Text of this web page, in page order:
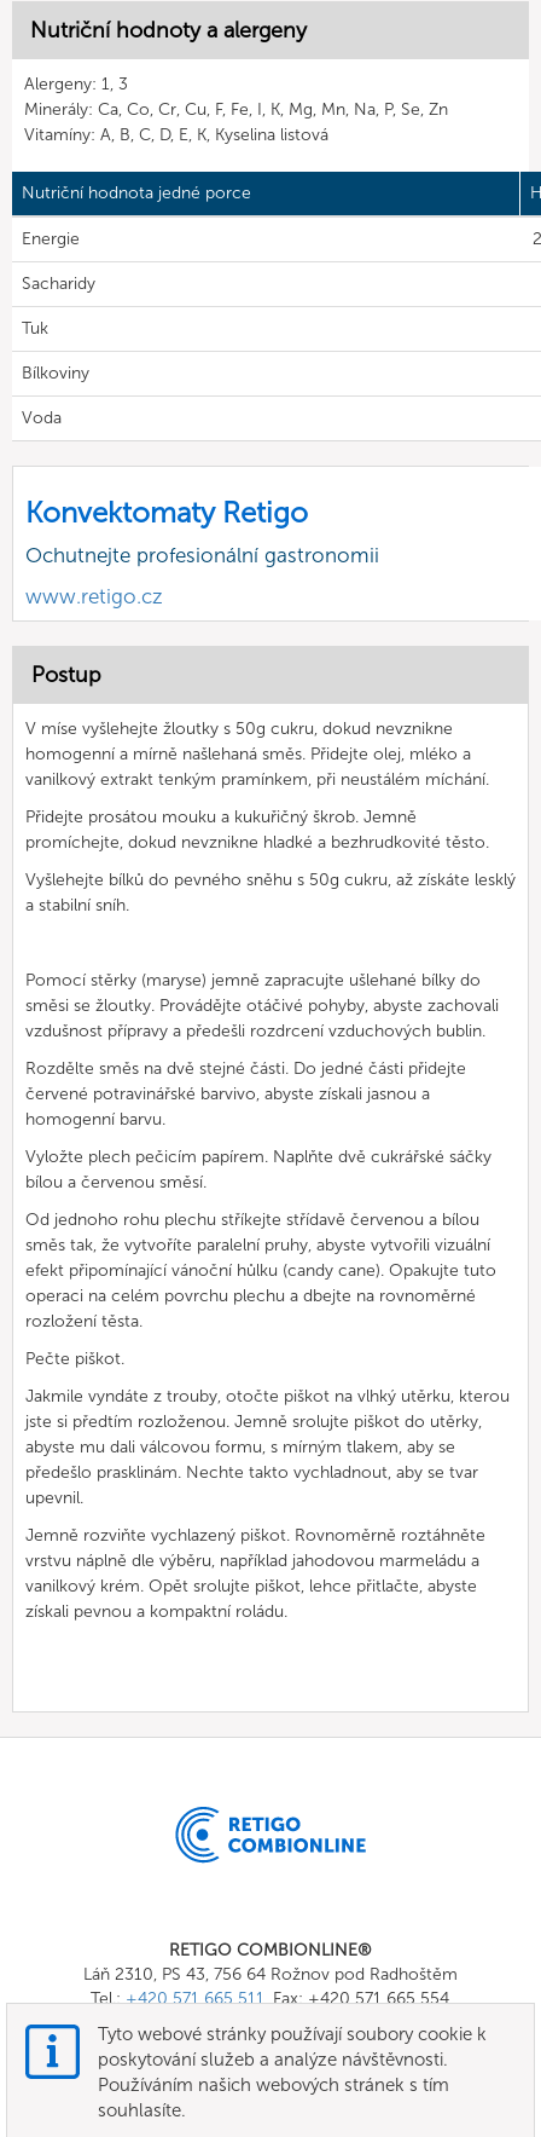
Nutriční hodnoty a alergeny
Alergeny: 1, 3
Minerály: Ca, Co, Cr, Cu, F, Fe, I, K, Mg, Mn, Na, P, Se, Zn
Vitamíny: A, B, C, D, E, K, Kyselina listová
Nutriční hodnota jedné porce
Energie
Sacharidy
Tuk
Bílkoviny
Voda
Konvektomaty Retigo
Ochutnejte profesionální gastronomii
www.retigo.cz
Postup
V míse vyšlehejte žloutky s 50g cukru, dokud nevznikne
homogenní a mírně našlehaná směs. Přidejte olej, mléko a
vanilkový extrakt tenkým pramínkem, při neustálém míchání.
Přidejte prosátou mouku a kukuřičný škrob. Jemně
promíchejte, dokud nevznikne hladké a bezhrudkovité těsto.
Vyšlehejte bílků do pevného sněhu s 50g cukru, až získáte lesklý
a stabilní sníh.
Pomocí stěrky (maryse) jemně zapracujte ušlehané bílky do
směsi se žloutky. Provádějte otáčivé pohyby, abyste zachovali
vzdušnost přípravy a předešli rozdrcení vzduchových bublin.
Rozdělte směs na dvě stejné části. Do jedné části přidejte
červené potravinářské barvivo, abyste získali jasnou a
homogenní barvu.
Vyložte plech pečicím papírem. Naplňte dvě cukrářské sáčky
bílou a červenou směsí.
Od jednoho rohu plechu stříkejte střídavě červenou a bílou
směs tak, že vytvoříte paralelní pruhy, abyste vytvořili vizuální
efekt připomínající vánoční hůlku (candy cane). Opakujte tuto
operaci na celém povrchu plechu a dbejte na rovnoměrné
rozložení těsta.
Pečte piškot.
Jakmile vyndáte z trouby, otočte piškot na vlhký utěrku, kterou
jste si předtím rozloženou. Jemně srolujte piškot do utěrky,
abyste mu dali válcovou formu, s mírným tlakem, aby se
předešlo prasklinám. Nechte takto vychladnout, aby se tvar
upevnil.
Jemně rozviňte vychlazený piškot. Rovnoměrně roztáhněte
vrstvu náplně dle výběru, například jahodovou marmeládu a
vanilkový krém. Opět srolujte piškot, lehce přitlačte, abyste
získali pevnou a kompaktní roládu.
RETIGO COMBIONLINE®
Láň 2310, PS 43, 756 64 Rožnov pod Radhoštěm
Tel.:+420 571 665 511, Fax: +420 571 665 554
E-mail:
info@combionline.com
Tyto webové stránky používají soubory cookie k
poskytování služeb a analýze návštěvnosti.
Používáním našich webových stránek s tím
souhlasíte.